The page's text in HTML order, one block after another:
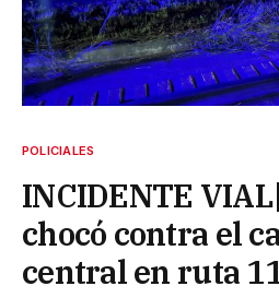
POLICIALES
INCIDENTE
chocó contra el
central en ruta